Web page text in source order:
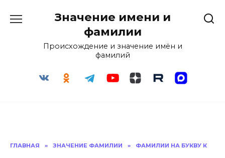
Значение имени и
фамилии
Происхождение и значение имён и
фамилий
ГЛАВНАЯ » ЗНАЧЕНИЕ ФАМИЛИИ » ФАМИЛИИ НА БУКВУ К